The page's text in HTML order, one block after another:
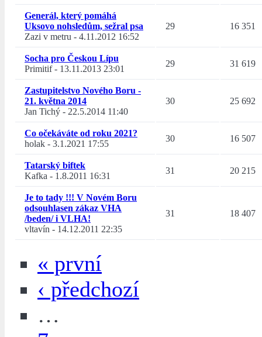
Generál, který pomáhá
Uksovo nohsledům, sežral psa
Zazi v metru - 4.11.2012 16:52
29 16 351
Socha pro Českou Lípu
Primitif- 13.11.2013 23:01
29 31 619
Zastupitelstvo Nového Boru -
21. května 2014
Jan Tichý - 22.5.2014 11:40
30 25 692
Co očekáváte od roku 2021?
holak - 3.1.2021 17:55
30 16 507
Tatarský biftek
Kafka - 1.8.2011 16:31
31 20 215
Je to tady !!! V Novém Boru
odsouhlasen zákaz VHA
/beden/ i VLHA!
vltavín - 14.12.2011 22:35
31 18 407
« první
‹ předchozí
…